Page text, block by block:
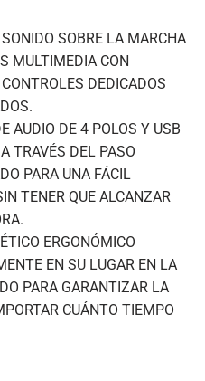
SOBRE LA MARCHA
MULTIMEDIA CON
DEDICADOS
AUDIO DE 4 POLOS Y USB
TRAVÉS DEL PASO
PARA UNA FÁCIL
TENER QUE ALCANZAR
ERGONÓMICO
EN SU LUGAR EN LA
PARA GARANTIZAR LA
CUÁNTO TIEMPO